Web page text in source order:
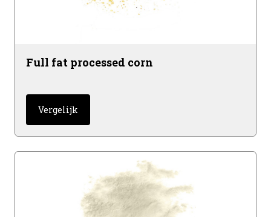
Full fat processed corn
Vergelijk